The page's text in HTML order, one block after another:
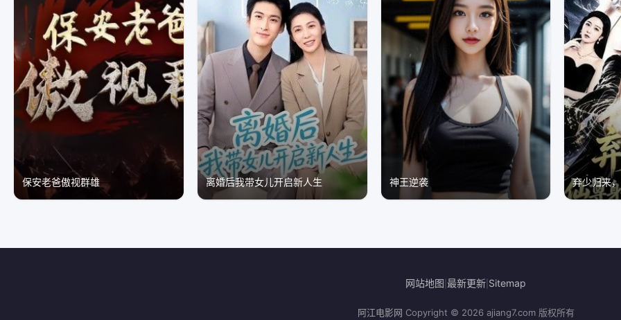
保安老爸傲视群雄 离婚后我带女儿开启新人生 神王逆袭 弃少归来
网站地图 最新更新 Sitemap
阿江电影网 Copyright © 2026 ajiang7.com 版权所有